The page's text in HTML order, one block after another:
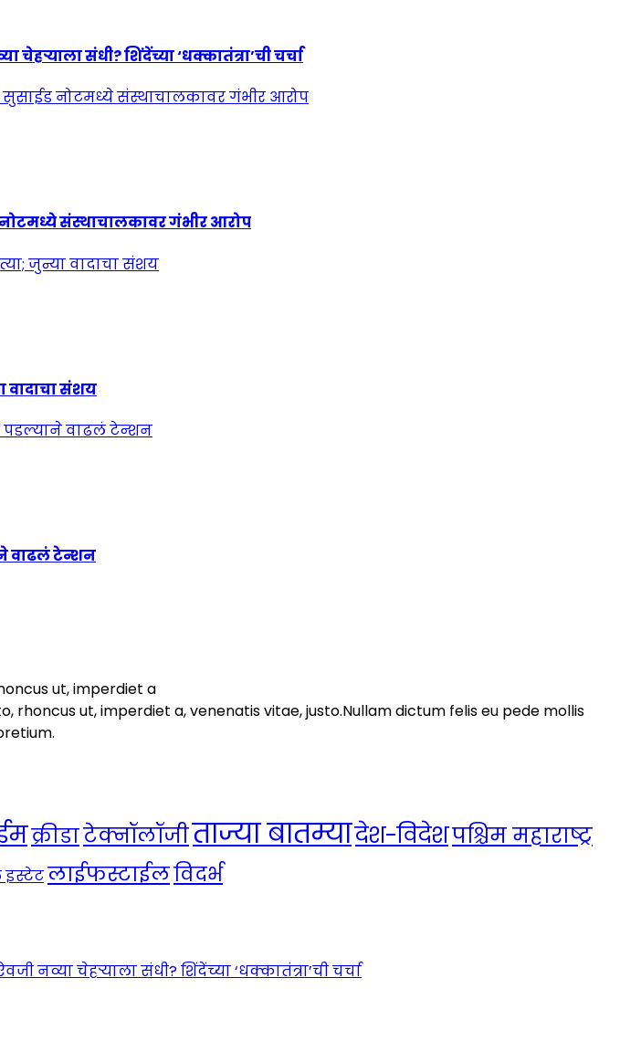
संधी? शिंदेंच्या ‘धक्कातंत्रा’ची चर्चा
नोटमध्ये संस्थाचालकावर गंभीर आरोप
वादाचा संशय
वाढलं टेन्शन
ut, imperdiet a
rhoncus ut, imperdiet a, venenatis vitae, justo.Nullam dictum felis eu pede mollis
क्रीडाटेक्नॉलॉजीताज्या बातम्यादेश-विदेशपश्चिम महाराष्ट्र
इस्टेटलाईफस्टाईलविदर्भ